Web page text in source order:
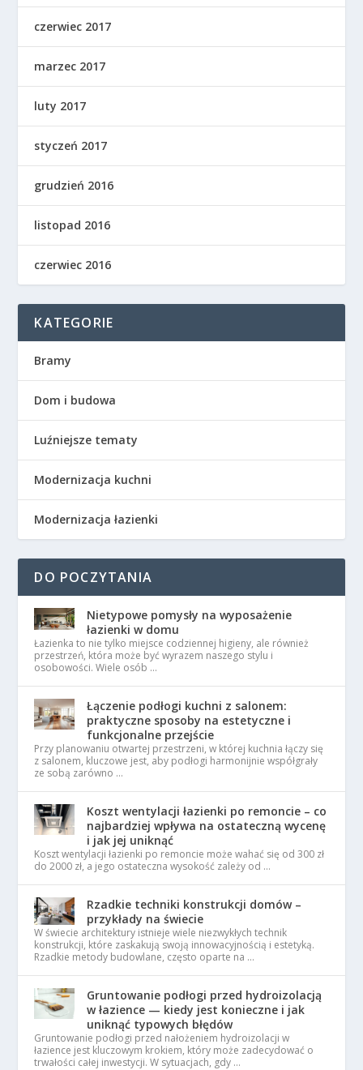
czerwiec 2017
marzec 2017
luty 2017
styczeń 2017
grudzień 2016
listopad 2016
czerwiec 2016
KATEGORIE
Bramy
Dom i budowa
Luźniejsze tematy
Modernizacja kuchni
Modernizacja łazienki
DO POCZYTANIA
Nietypowe pomysły na wyposażenie
łazienki w domu
Łazienka to nie tylko miejsce codziennej higieny, ale również
przestrzeń, która może być wyrazem naszego stylu i
osobowości. Wiele osób …
Łączenie podłogi kuchni z salonem:
praktyczne sposoby na estetyczne i
funkcjonalne przejście
Przy planowaniu otwartej przestrzeni, w której kuchnia łączy się
z salonem, kluczowe jest, aby podłogi harmonijnie współgrały
ze sobą zarówno …
Koszt wentylacji łazienki po remoncie – co
najbardziej wpływa na ostateczną wycenę
i jak jej uniknąć
Koszt wentylacji łazienki po remoncie może wahać się od 300 zł
do 2000 zł, a jego ostateczna wysokość zależy od …
Rzadkie techniki konstrukcji domów –
przykłady na świecie
W świecie architektury istnieje wiele niezwykłych technik
konstrukcji, które zaskakują swoją innowacyjnością i estetyką.
Rzadkie metody budowlane, często oparte na …
Gruntowanie podłogi przed hydroizolacją
w łazience — kiedy jest konieczne i jak
uniknąć typowych błędów
Gruntowanie podłogi przed nałożeniem hydroizolacji w
łazience jest kluczowym krokiem, który może zadecydować o
trwałości całej inwestycji. W sytuacjach, gdy …